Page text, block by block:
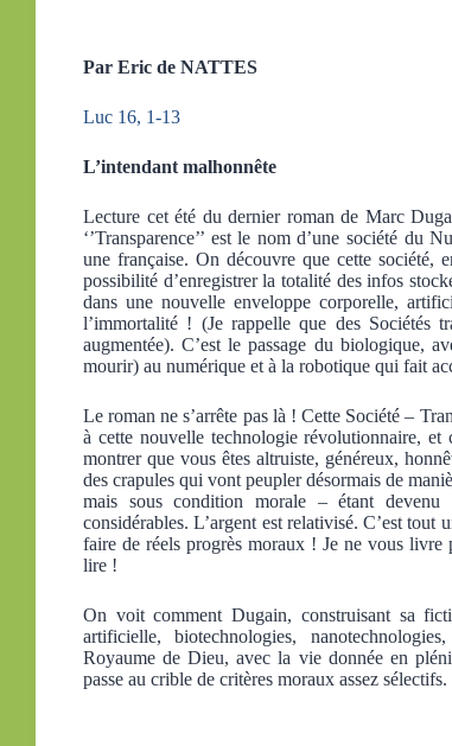
Par Eric de NATTES
Luc 16, 1-13
L’intendant malhonnête
Lecture cet été du dernier roman de Marc
‘’Transparence’’ est le nom d’une société du
une française. On découvre que cette
possibilité d’enregistrer la totalité des infos
dans une nouvelle enveloppe corporelle,
l’immortalité ! (Je rappelle que des Sociétés
augmentée). C’est le passage du biologique,
mourir) au numérique et à la robotique qui fait
Le roman ne s’arrête pas là ! Cette Société –
à cette nouvelle technologie révolutionnaire,
montrer que vous êtes altruiste, généreux,
des crapules qui vont peupler désormais de
mais sous condition morale – étant
considérables. L’argent est relativisé. C’est tout
faire de réels progrès moraux ! Je ne vous
lire !
On voit comment Dugain, construisant sa
artificielle, biotechnologies,
Royaume de Dieu, avec la vie donnée en
passe au crible de critères moraux assez sélectifs.